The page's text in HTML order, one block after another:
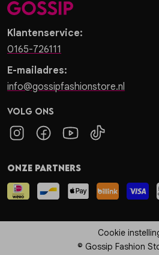
Klantenservice:
0165-726111
E-mailadres:
info@gossipfashionstore.nl
Volg ons
Onze partners
Cookie
© Gossip Fashion